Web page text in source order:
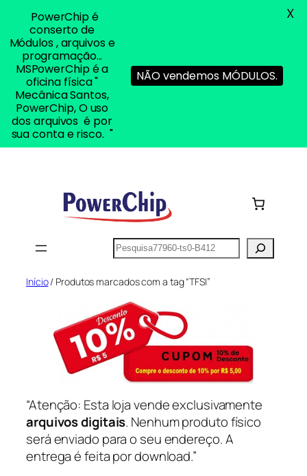
Pesquisar
Início/ Produtos marcados com a tag “TFSI”
“Atenção: Esta loja vende exclusivamente
arquivos digitais. Nenhum produto físico
será enviado para o seu endereço. A
entrega é feita por download.”
PowerChip é
conserto de
Módulos , arquivos e
programação...
MSPowerChip é a
oficina física "
Mecânica Santos,
PowerChip, O uso
dos arquivos é por
sua conta e risco. "
NÃO vendemos MÓDULOS.
X